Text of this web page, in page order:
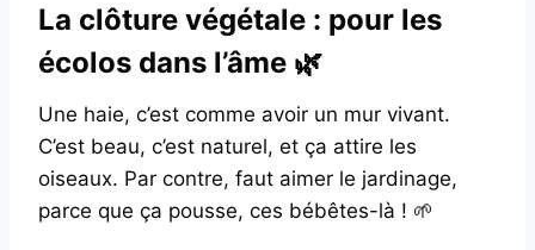
La clôture végétale : pour les
écolos dans l’âme 🌿
Une haie, c’est comme avoir un mur vivant.
C’est beau, c’est naturel, et ça attire les
oiseaux. Par contre, faut aimer le jardinage,
parce que ça pousse, ces bébêtes-là ! 🌱